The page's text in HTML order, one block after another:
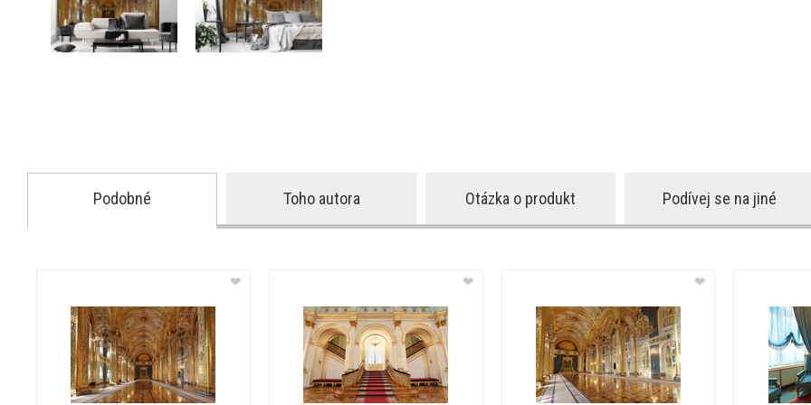
Podobné Toho autora Otázka o produkt Podívej se na jiné
❤ ❤ ❤